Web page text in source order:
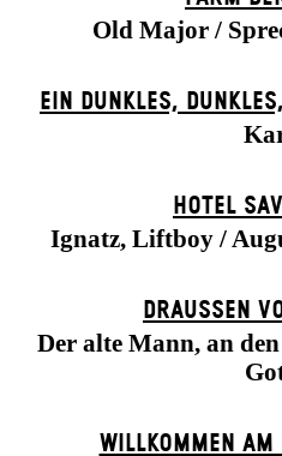
Old Major /
EIN DUNK­LES,
HOTEL
Ignatz, Liftboy /
DRAUSSEN
Der alte Mann, an
WILLKOMMEN AM